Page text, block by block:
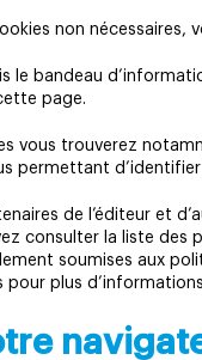
non
le bandeau
page.
vous trouverez
permettant
de l’éditeur et
consulter la liste des
soumises aux
pour plus